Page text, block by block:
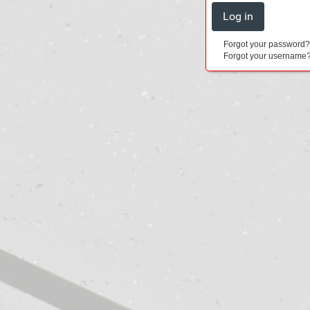
Forgot your password?
Forgot your